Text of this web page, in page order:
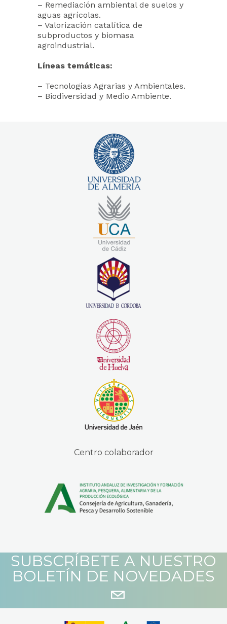
– Remediación ambiental de suelos y
aguas agrícolas.
– Valorización catalítica de
subproductos y biomasa
agroindustrial.
Líneas temáticas:
– Tecnologías Agrarias y Ambientales.
– Biodiversidad y Medio Ambiente.
Centro colaborador
SUBSCRÍBETE A NUESTRO
BOLETÍN DE NOVEDADES